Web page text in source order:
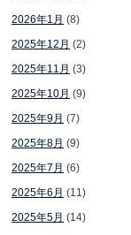
2026年1月 (8)
2025年12月 (2)
2025年11月 (3)
2025年10月 (9)
2025年9月 (7)
2025年8月 (9)
2025年7月 (6)
2025年6月 (11)
2025年5月 (14)